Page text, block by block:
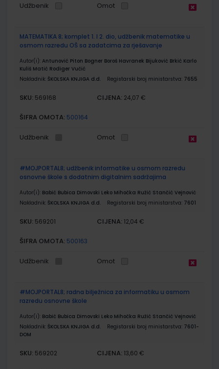
Udžbenik Omot
MATEMATIKA 8; komplet 1. I 2. dio, udžbenik matematike u
osmom razredu OŠ sa zadatcima za rješavanje
Autor(i): Antunović Piton Bogner Boroš Havranek Bijuković Brkić Karlo
Kuliš Matić Rodiger Vučić
Nakladnik: ŠKOLSKA KNJIGA d.d. Registarski broj ministarstva: 7655
SKU: 569168 CIJENA: 24,07 €
ŠIFRA OMOTA: 500164
Udžbenik Omot
#MOJPORTAL8; udžbenik informatike u osmom razredu
osnovne škole s dodatnim digitalnim sadržajima
Autor(i): Babić Bubica Dimovski Leko Mihočka Ružić Stančić Vejnović
Nakladnik: ŠKOLSKA KNJIGA d.d. Registarski broj ministarstva: 7601
SKU: 569201 CIJENA: 12,04 €
ŠIFRA OMOTA: 500163
Udžbenik Omot
#MOJPORTAL8; radna bilježnica za informatiku u osmom
razredu osnovne škole
Autor(i): Babić Bubica Dimovski Leko Mihočka Ružić Stančić Vejnović
Nakladnik: ŠKOLSKA KNJIGA d.d. Registarski broj ministarstva: 7601-
DOM
SKU: 569202 CIJENA: 13,60 €